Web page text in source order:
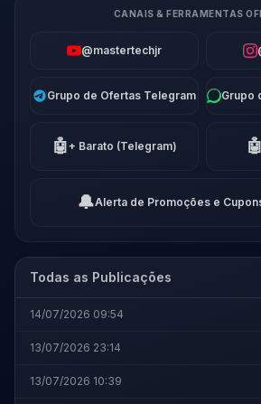
CANAIS & FERRAMENTAS
@mastertechjr
Grupo de Ofertas Telegram Grupo
🤖+ Barato (Telegram) 🤖
🔔Alerta de Promoções e
Todas as Publicações
14/07/2026 09:54
13/07/2026 23:14
13/07/2026 10:39